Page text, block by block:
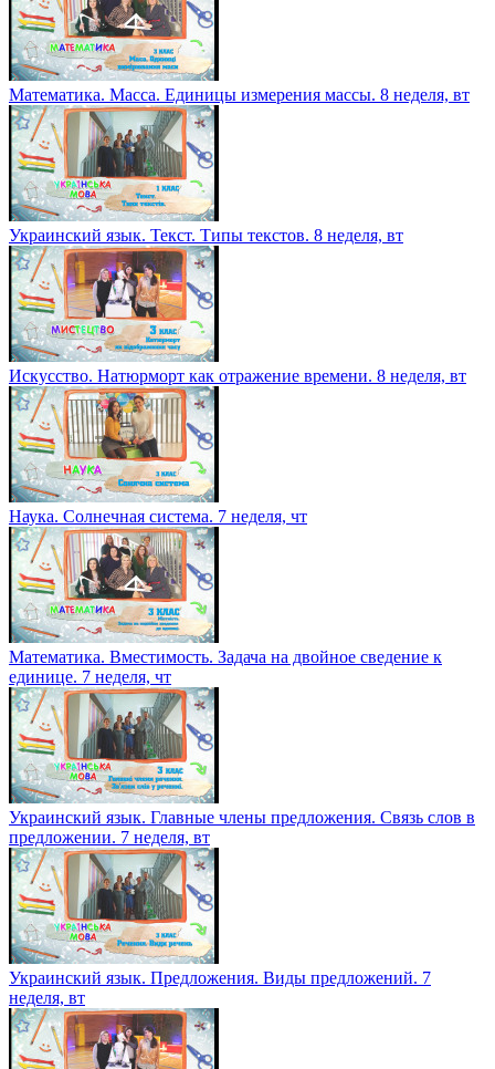
Математика. Масса. Единицы измерения массы. 8 неделя, вт
Украинский язык. Текст. Типы текстов. 8 неделя, вт
Искусство. Натюрморт как отражение времени. 8 неделя, вт
Наука. Солнечная система. 7 неделя, чт
Математика. Вместимость. Задача на двойное сведение к
единице. 7 неделя, чт
Украинский язык. Главные члены предложения. Связь слов в
предложении. 7 неделя, вт
Украинский язык. Предложения. Виды предложений. 7
неделя, вт